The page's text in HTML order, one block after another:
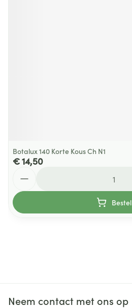
Botalux 140 Korte Kous Ch N1
€ 14,50
Bestel
Neem contact met ons op